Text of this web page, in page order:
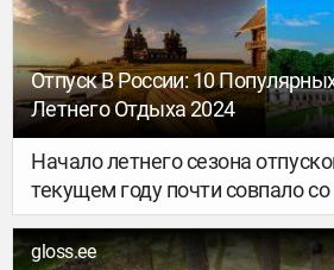
уединенных бухт — каждый
уголок по душе. В этом
самые знаменитые пляжи
особенности и атмосферу.
Отпуск В России: 10
Летнего Отдыха 2024
Начало летнего сезона
текущем году почти совпало
Чемпионата мира по футболу,
достаточно сильное влияние
gloss.ee